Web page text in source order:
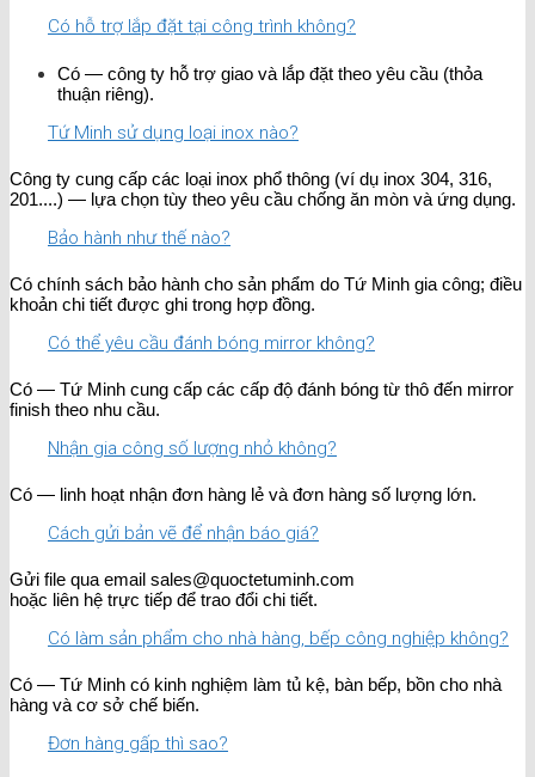
Có hỗ trợ lắp đặt tại công trình không?
Có — công ty hỗ trợ giao và lắp đặt theo yêu cầu (thỏa
thuận riêng).
Tứ Minh sử dụng loại inox nào?
Công ty cung cấp các loại inox phổ thông (ví dụ inox 304, 316,
201....) — lựa chọn tùy theo yêu cầu chống ăn mòn và ứng dụng.
Bảo hành như thế nào?
Có chính sách bảo hành cho sản phẩm do Tứ Minh gia công; điều
khoản chi tiết được ghi trong hợp đồng.
Có thể yêu cầu đánh bóng mirror không?
Có — Tứ Minh cung cấp các cấp độ đánh bóng từ thô đến mirror
finish theo nhu cầu.
Nhận gia công số lượng nhỏ không?
Có — linh hoạt nhận đơn hàng lẻ và đơn hàng số lượng lớn.
Cách gửi bản vẽ để nhận báo giá?
Gửi file qua email sales@quoctetuminh.com
hoặc liên hệ trực tiếp để trao đổi chi tiết.
Có làm sản phẩm cho nhà hàng, bếp công nghiệp không?
Có — Tứ Minh có kinh nghiệm làm tủ kệ, bàn bếp, bồn cho nhà
hàng và cơ sở chế biến.
Đơn hàng gấp thì sao?